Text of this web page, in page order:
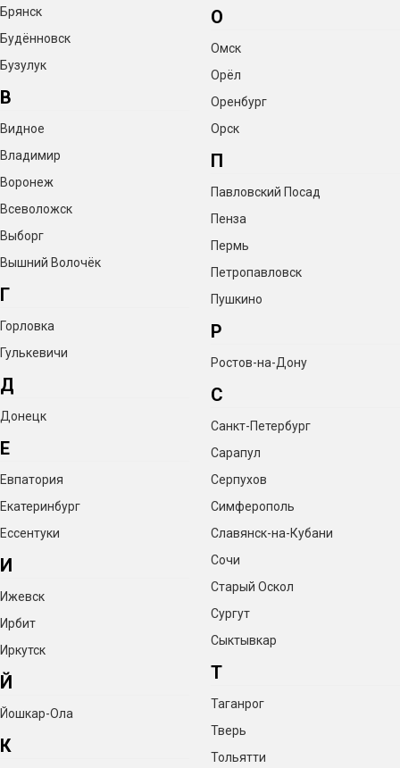
Брянск
Будённовск
Бузулук
В
Видное
Владимир
Воронеж
Всеволожск
Выборг
Вышний Волочёк
Г
Горловка
Гулькевичи
Д
Донецк
Е
Евпатория
Екатеринбург
Ессентуки
И
Ижевск
Ирбит
Иркутск
Й
Йошкар-Ола
К
О
Омск
Орёл
Оренбург
Орск
П
Павловский Посад
Пенза
Пермь
Петропавловск
Пушкино
Р
Ростов-на-Дону
С
Санкт-Петербург
Сарапул
Серпухов
Симферополь
Славянск-на-Кубани
Сочи
Старый Оскол
Сургут
Сыктывкар
Т
Таганрог
Тверь
Тольятти